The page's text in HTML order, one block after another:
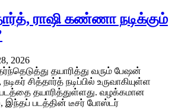
ராஷி கண்ணா நடிக்கும்
2026
தயாரித்து வரும் பேஷன்
சித்தார்த் நடிப்பில் உருவாகியுள்ள
தயாரித்துள்ளது. வழக்கமான
இந்தப் படத்தின் டீசர் போஸ்டர்